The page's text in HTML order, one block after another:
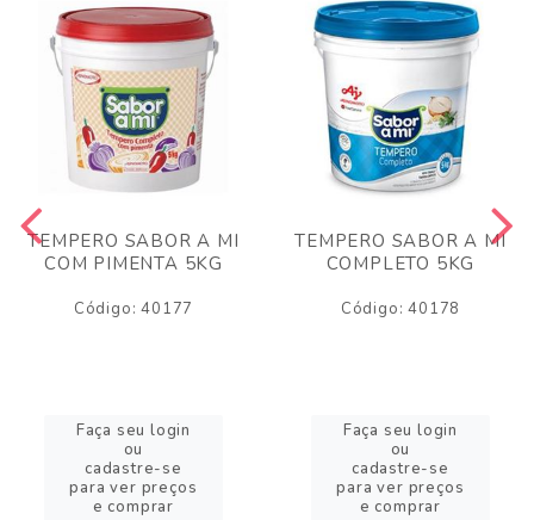
TEMPERO SABOR A MI
COM PIMENTA 5KG
Código: 40177
Faça seu login
ou
cadastre-se
para ver preços
e comprar
TEMPERO SABOR A MI
COMPLETO 5KG
Código: 40178
Faça seu login
ou
cadastre-se
para ver preços
e comprar